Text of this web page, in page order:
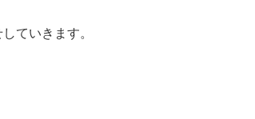
ていきます。